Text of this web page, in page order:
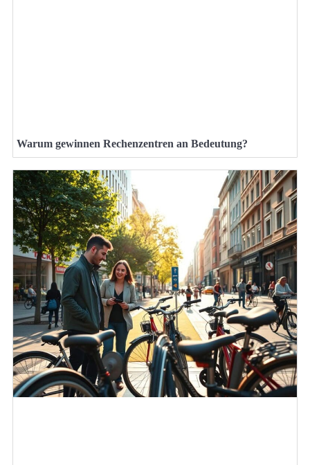
Warum gewinnen Rechenzentren an Bedeutung?